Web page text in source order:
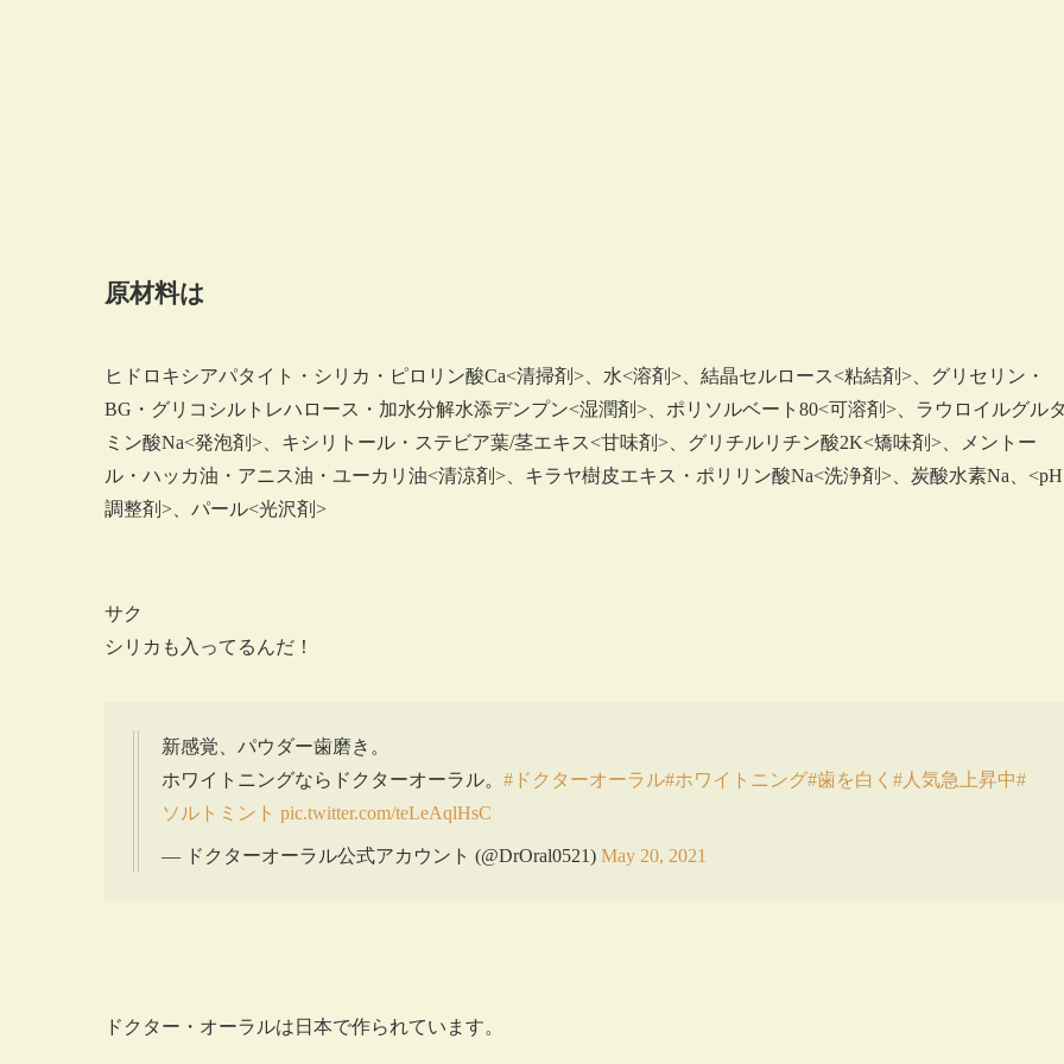
原材料は
ヒドロキシアパタイト・シリカ・ピロリン酸Ca<清掃剤>、水<溶剤>、結晶セルロース<粘結剤>、グリセリン・
BG・グリコシルトレハロース・加水分解水添デンプン<湿潤剤>、ポリソルベート80<可溶剤>、ラウロイルグル
ミン酸Na<発泡剤>、キシリトール・ステビア葉/茎エキス<甘味剤>、グリチルリチン酸2K<矯味剤>、メントー
ル・ハッカ油・アニス油・ユーカリ油<清涼剤>、キラヤ樹皮エキス・ポリリン酸Na<洗浄剤>、炭酸水素Na、<pH
調整剤>、パール<光沢剤>
サク
シリカも入ってるんだ！
新感覚、パウダー歯磨き。
ホワイトニングならドクターオーラル。 #ドクターオーラル#ホワイトニング#歯を白く #人気急上昇中#
ソルトミント pic.twitter.com/teLeAqlHsC
— ドクターオーラル公式アカウント (@DrOral0521) May 20, 2021
ドクター・オーラルは日本で作られています。